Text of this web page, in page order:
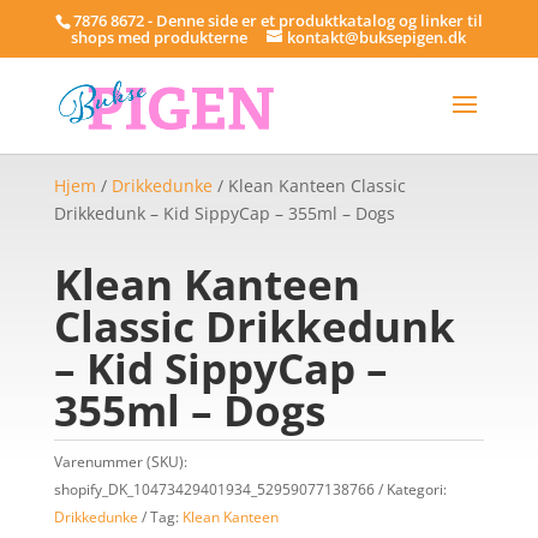
7876 8672 - Denne side er et produktkatalog og linker til
shops med produkterne kontakt@buksepigen.dk
Hjem / Drikkedunke/ Klean Kanteen Classic
Drikkedunk – Kid SippyCap – 355ml – Dogs
Klean Kanteen
Classic Drikkedunk
– Kid SippyCap –
355ml – Dogs
Varenummer (SKU):
shopify_DK_10473429401934_52959077138766
Kategori:
Drikkedunke
Tag: Klean Kanteen